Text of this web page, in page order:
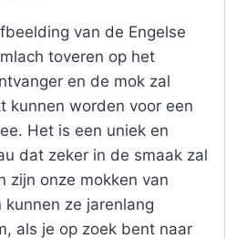
van de Engelse
toveren op het
en de mok zal
kunnen worden voor een
Het is een uniek en
dat zeker in de smaak zal
zijn onze mokken van
ze jarenlang
als je op zoek bent naar